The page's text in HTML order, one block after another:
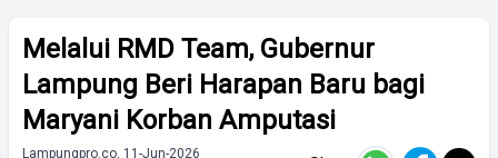
Melalui RMD Team, Gubernur
Lampung Beri Harapan Baru bagi
Maryani Korban Amputasi
Lampungpro.co, 11-Jun-2026